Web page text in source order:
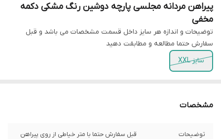
پیراهن مردانه مجلسی پارچه دوشین رنگ مشکی دکمه
مخفی
توضیحات و اندازه هر سایز داخل قسمت مشخصات می باشد و قبل
سفارش حتما مطالعه و مطابقت دهید
سایز XXL
مشخصات
توضیحات
قبل سفارش حتما با متر خیاطی از روی پیراهن